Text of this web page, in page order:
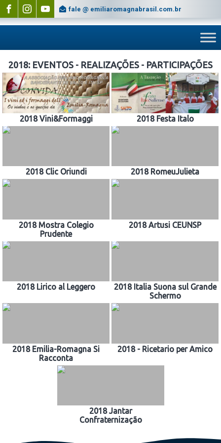
fale @ emiliaromagnabrasil.com.br
2018: EVENTOS - REALIZAÇÕES - PARTICIPAÇÕES
2018 Vini&Formaggi 2018 Festa Italo
2018 Clic Oriundi 2018 RomeuJulieta
2018 Mostra Colegio
Prudente
2018 Artusi CEUNSP
2018 Lirico al Leggero
2018 Italia Suona sul Grande
Schermo
2018 Emilia-Romagna Si
Racconta
2018 - Ricetario per Amico
2018 Jantar
Confraternização